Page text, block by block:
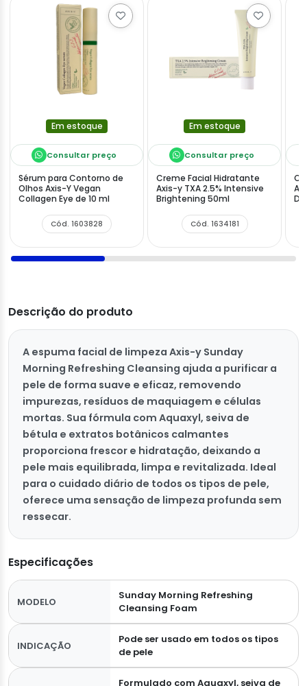
Em estoque
Consultar preço
Sérum para Contorno de
Olhos Axis-Y Vegan
Collagen Eye de 10 ml
Cód. 1603828
Em estoque
Consultar preço
Creme Facial Hidratante
Axis-y TXA 2.5% Intensive
Brightening 50ml
Cód. 1634181
Descrição do produto
A espuma facial de limpeza Axis-y Sunday
Morning Refreshing Cleansing ajuda a purificar a
pele de forma suave e eficaz, removendo
impurezas, resíduos de maquiagem e células
mortas. Sua fórmula com Aquaxyl, seiva de
bétula e extratos botânicos calmantes
proporciona frescor e hidratação, deixando a
pele mais equilibrada, limpa e revitalizada. Ideal
para o cuidado diário de todos os tipos de pele,
oferece uma sensação de limpeza profunda sem
ressecar.
Especificações
MODELO
Sunday Morning Refreshing
Cleansing Foam
INDICAÇÃO
Pode ser usado em todos os tipos
de pele
Formulado com Aquaxyl, seiva de